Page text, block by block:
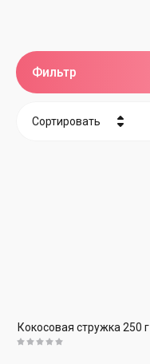
Фильтр
Сортировать
Кокосовая стружка 250 г